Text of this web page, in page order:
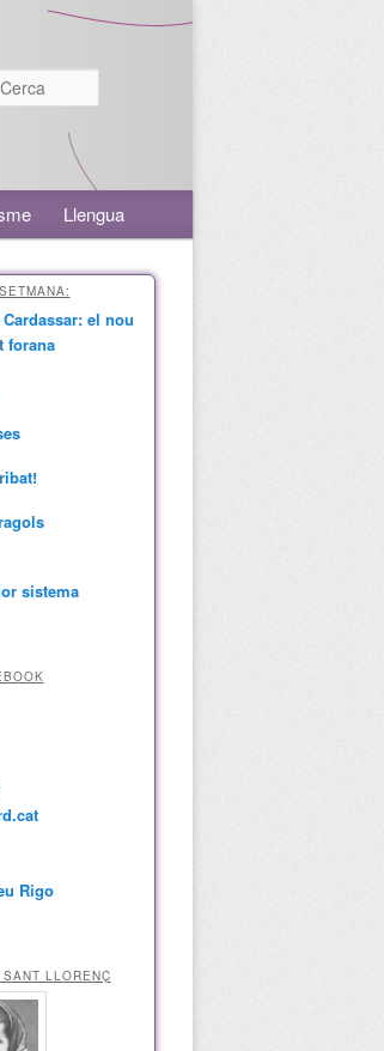
Llengua
el nou
forana
sistema
Rigo
LLORENÇ